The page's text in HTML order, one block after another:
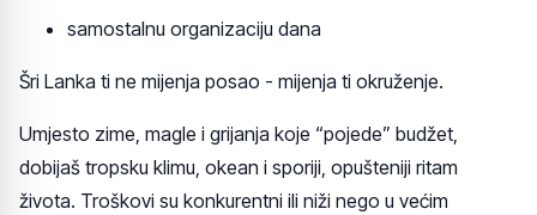
samostalnu organizaciju dana
Šri Lanka ti ne mijenja posao - mijenja ti okruženje.
Umjesto zime, magle i grijanja koje “pojede” budžet,
dobijaš tropsku klimu, okean i sporiji, opušteniji ritam
života. Troškovi su konkurentni ili niži nego u većim